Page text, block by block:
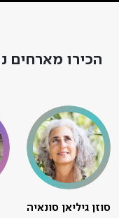
הכירו מארחים
סוזן גיליאן סונאיה